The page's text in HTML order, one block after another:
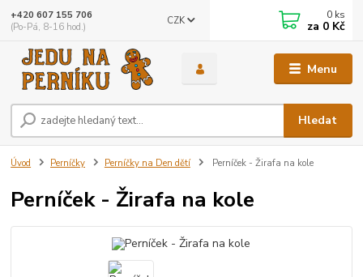
Menu
CZK
Hledat
+420 607 155 706
(Po-Pá, 8-16 hod.)
0 ks
za 0 Kč
Úvod Perníčky Perníčky na Den dětí Perníček - Žirafa na kole
Perníček - Žirafa na kole